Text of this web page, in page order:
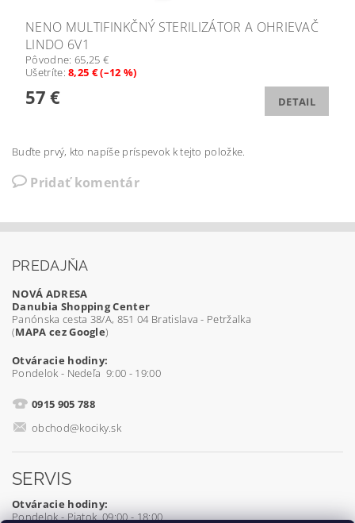
NENO MULTIFINKČNÝ STERILIZÁTOR A OHRIEVAČ
LINDO 6V1
Pôvodne: 65,25 €
Ušetríte:8,25 € (–12 %)
57 € DETAIL
Buďte prvý, kto napíše príspevok k tejto položke.
Pridať komentár
PREDAJŇA
NOVÁ ADRESA
Danubia Shopping Center
Panónska cesta 38/A, 851 04 Bratislava - Petržalka
(MAPA cez Google)
Otváracie hodiny:
Pondelok - Nedeľa 9:00 - 19:00
0915 905 788
obchod@kociky.sk
SERVIS
Otváracie hodiny:
Pondelok - Piatok 09:00 - 18:00